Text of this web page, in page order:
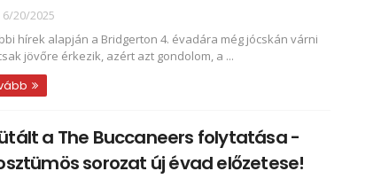
6/20/2025
hírek alapján a Bridgerton 4. évadára még jócskán várni
jövőre érkezik, azért azt gondolom, a ...
a The Buccaneers folytatása -
sorozat új évad előzetese!